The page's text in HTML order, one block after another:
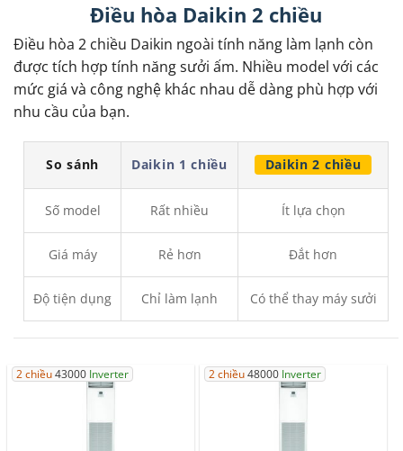
Điều hòa Daikin 2 chiều
Điều hòa 2 chiều Daikin ngoài tính năng làm lạnh còn
được tích hợp tính năng sưởi ấm. Nhiều model với các
mức giá và công nghệ khác nhau dễ dàng phù hợp với
nhu cầu của bạn.
So sánh Daikin 1 chiều Daikin 2 chiều
Số model Rất nhiều Ít lựa chọn
Giá máy Rẻ hơn Đắt hơn
Độ tiện dụng Chỉ làm lạnh Có thể thay máy sưởi
2 chiều43000 Inverter 2 chiều48000 Inverter